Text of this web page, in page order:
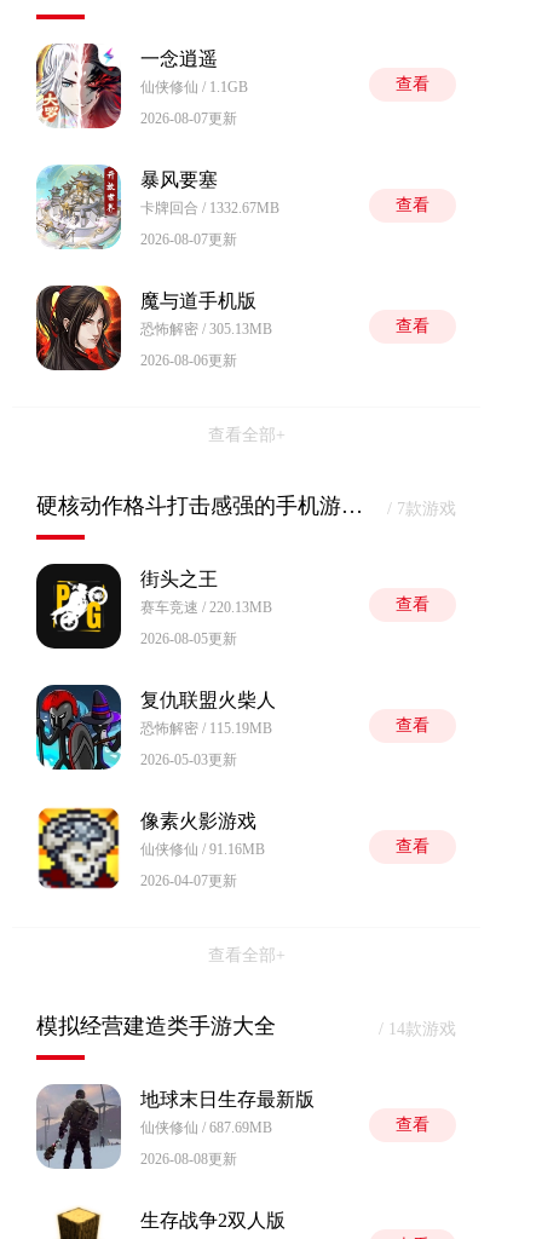
一念逍遥
仙侠修仙 / 1.1GB
2026-08-07更新
查看
暴风要塞
卡牌回合 / 1332.67MB
2026-08-07更新
查看
魔与道手机版
恐怖解密 / 305.13MB
2026-08-06更新
查看
查看全部+
硬核动作格斗打击感强的手机游戏汇总 / 7款游戏
街头之王
赛车竞速 / 220.13MB
2026-08-05更新
查看
复仇联盟火柴人
恐怖解密 / 115.19MB
2026-05-03更新
查看
像素火影游戏
仙侠修仙 / 91.16MB
2026-04-07更新
查看
查看全部+
模拟经营建造类手游大全 / 14款游戏
地球末日生存最新版
仙侠修仙 / 687.69MB
2026-08-08更新
查看
生存战争2双人版